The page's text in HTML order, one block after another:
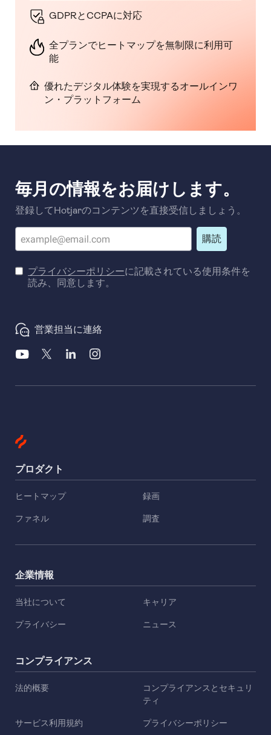
GDPRとCCPAに対応
全プランでヒートマップを無制限に利用可
能
優れたデジタル体験を実現するオールインワ
ン・プラットフォーム
毎月の情報をお届けします。
登録してHotjarのコンテンツを直接受信しましょう。
購読
プライバシーポリシーに記載されている使用条件を
読み、同意します。
営業担当に連絡
プロダクト
ヒートマップ 録画
ファネル 調査
企業情報
当社について キャリア
プライバシー ニュース
コンプライアンス
法的概要
コンプライアンスとセキュリ
ティ
サービス利用規約 プライバシーポリシー